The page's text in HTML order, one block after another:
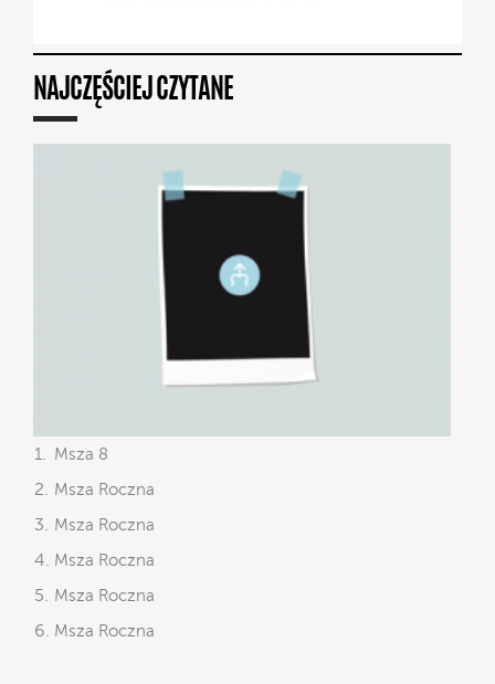
NAJCZĘŚCIEJ CZYTANE
Msza 8
Msza Roczna
Msza Roczna
Msza Roczna
Msza Roczna
Msza Roczna